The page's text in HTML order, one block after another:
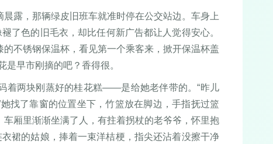
露，那辆绿皮旧班车就准时停在公交站边。车身上
了色的旧毛衣，却比任何新广告都让人觉得安心。
不锈钢保温杯，看见第一个乘客来，掀开保温杯盖
是早市刚摘的吧？香得很。
着两块刚蒸好的桂花糕——是给她老伴带的。“昨儿
找了靠窗的位置坐下，竹篮放在脚边，手指抚过篮
厢里渐渐坐满了人，有拄着拐杖的老爷爷，怀里抱
裙的姑娘，捧着一束洋桔梗，指尖还沾着没擦干净